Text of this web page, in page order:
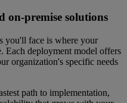
on-premise solutions
you'll face is where your
Each deployment model offers
organization's specific needs
path to implementation,